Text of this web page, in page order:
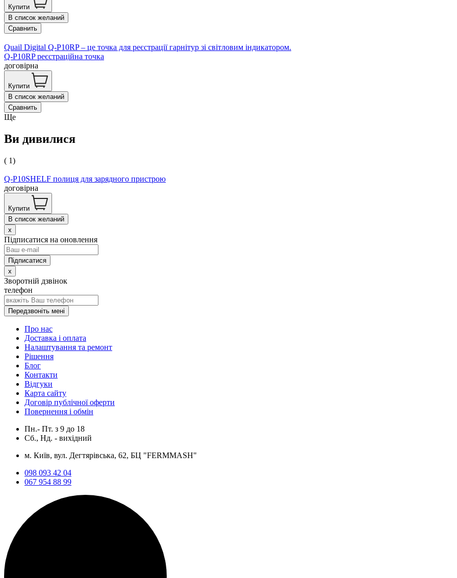
Купити
В список желаний
Сравнить
Quail Digital Q-P10RP – це точка для реєстрації гарнітур зі світловим індикатором.
Q-P10RP реєстраційна точка
договірна
Купити
В список желаний
Сравнить
Ще
Ви дивилися
( 1)
Q-P10SHELF полиця для зарядного пристрою
договірна
Купити
В список желаний
x
Підписатися на оновлення
x
Зворотній дзвінок
телефон
Передзвоніть мені
Про нас
Доставка і оплата
Налаштування та ремонт
Рішення
Блог
Контакти
Відгуки
Карта сайту
Договір публічної оферти
Повернення і обмін
Пн.- Пт. з 9 до 18
Сб., Нд. - вихідний
м. Київ, вул. Дегтярівська, 62, БЦ "FERMMASH"
098 093 42 04
067 954 88 99